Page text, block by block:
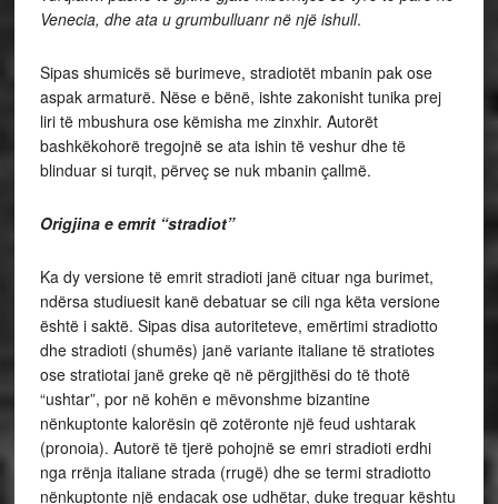
Venecia, dhe ata u grumbulluanr në një ishull.
Sipas shumicës së burimeve, stradiotët mbanin pak ose
aspak armaturë. Nëse e bënë, ishte zakonisht tunika prej
liri të mbushura ose këmisha me zinxhir. Autorët
bashkëkohorë tregojnë se ata ishin të veshur dhe të
blinduar si turqit, përveç se nuk mbanin çallmë.
Origjina e emrit “stradiot”
Ka dy versione të emrit stradioti janë cituar nga burimet,
ndërsa studiuesit kanë debatuar se cili nga këta versione
është i saktë. Sipas disa autoriteteve, emërtimi stradiotto
dhe stradioti (shumës) janë variante italiane të stratiotes
ose stratiotai janë greke që në përgjithësi do të thotë
“ushtar”, por në kohën e mëvonshme bizantine
nënkuptonte kalorësin që zotëronte një feud ushtarak
(pronoia). Autorë të tjerë pohojnë se emri stradioti erdhi
nga rrënja italiane strada (rrugë) dhe se termi stradiotto
nënkuptonte një endacak ose udhëtar, duke treguar kështu